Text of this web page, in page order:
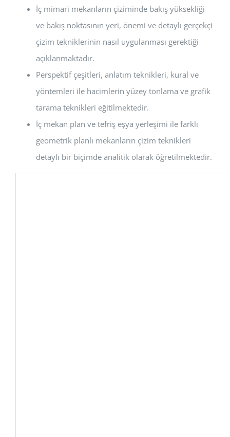
İç mimari mekanların çiziminde bakış yüksekliği
ve bakış noktasının yeri, önemi ve detaylı gerçekçi
çizim tekniklerinin nasıl uygulanması gerektiği
açıklanmaktadır.
Perspektif çeşitleri, anlatım teknikleri, kural ve
yöntemleri ile hacimlerin yüzey tonlama ve grafik
tarama teknikleri eğitilmektedir.
İç mekan plan ve tefriş eşya yerleşimi ile farklı
geometrik planlı mekanların çizim teknikleri
detaylı bir biçimde analitik olarak öğretilmektedir.